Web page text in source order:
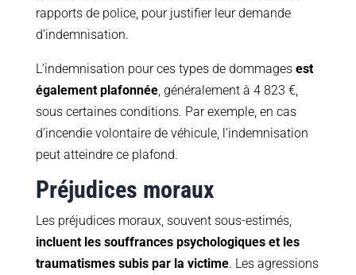
rapports de police, pour justifier leur demande
d’indemnisation.
L’indemnisation pour ces types de dommages est
également plafonnée, généralement à 4 823 €,
sous certaines conditions. Par exemple, en cas
d’incendie volontaire de véhicule, l’indemnisation
peut atteindre ce plafond.
Préjudices moraux
Les préjudices moraux, souvent sous-estimés,
incluent les souffrances psychologiques et les
traumatismes subis par la victime. Les agressions